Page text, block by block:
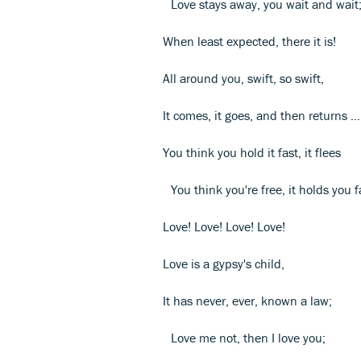
Love stays away, you wait and wait;
When least expected, there it is!
All around you, swift, so swift,
It comes, it goes, and then returns ...
You think you hold it fast, it flees
You think you're free, it holds you
Love! Love! Love! Love!
Love is a gypsy's child,
It has never, ever, known a law;
Love me not, then I love you;